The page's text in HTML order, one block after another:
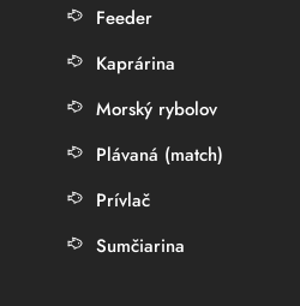
Feeder
Kaprárina
Morský rybolov
Plávaná (match)
Prívlač
Sumčiarina